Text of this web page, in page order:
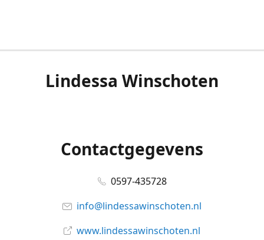
Lindessa Winschoten
Contactgegevens
0597-435728
info@lindessawinschoten.nl
www.lindessawinschoten.nl